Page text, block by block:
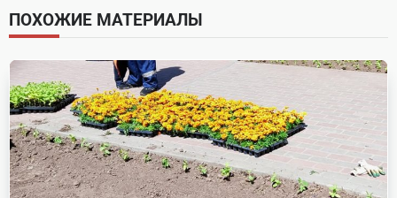
screen-
reader-
text">Page</span>
ПОХОЖИЕ МАТЕРИАЛЫ